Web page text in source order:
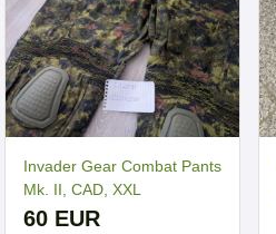
Invader Gear Combat Pants
Mk. II, CAD, XXL
60 EUR